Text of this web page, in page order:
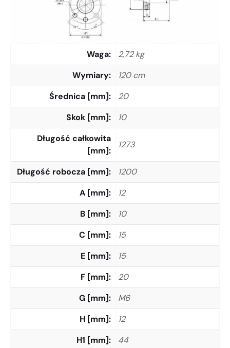
Waga
2,72 kg
Wymiary
120 cm
Średnica [mm]
20
Skok [mm]
10
Długość całkowita
[mm]
1273
Długość robocza [mm]
1200
A [mm]
12
B [mm]
10
C [mm]
15
E [mm]
15
F [mm]
20
G [mm]
M6
H [mm]
12
H1 [mm]
44